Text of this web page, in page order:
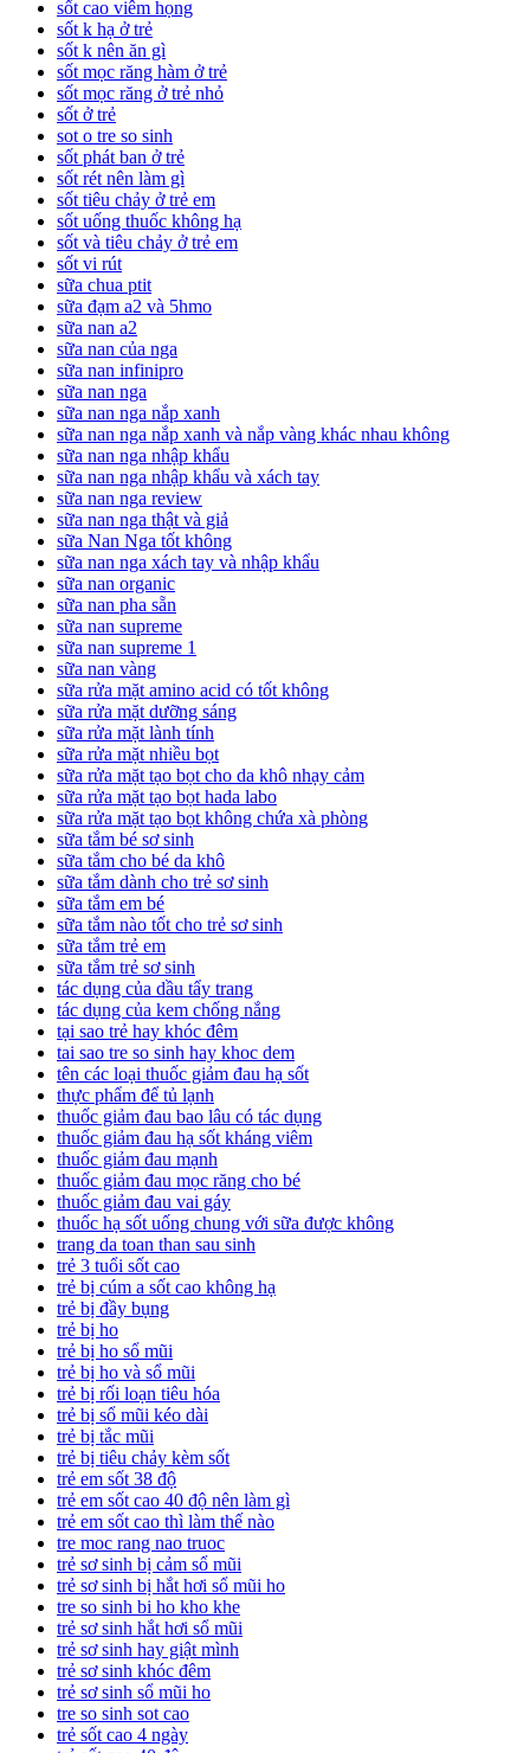
sốt cao viêm họng
sốt k hạ ở trẻ
sốt k nên ăn gì
sốt mọc răng hàm ở trẻ
sốt mọc răng ở trẻ nhỏ
sốt ở trẻ
sot o tre so sinh
sốt phát ban ở trẻ
sốt rét nên làm gì
sốt tiêu chảy ở trẻ em
sốt uống thuốc không hạ
sốt và tiêu chảy ở trẻ em
sốt vi rút
sữa chua ptit
sữa đạm a2 và 5hmo
sữa nan a2
sữa nan của nga
sữa nan infinipro
sữa nan nga
sữa nan nga nắp xanh
sữa nan nga nắp xanh và nắp vàng khác nhau không
sữa nan nga nhập khẩu
sữa nan nga nhập khẩu và xách tay
sữa nan nga review
sữa nan nga thật và giả
sữa Nan Nga tốt không
sữa nan nga xách tay và nhập khẩu
sữa nan organic
sữa nan pha sẵn
sữa nan supreme
sữa nan supreme 1
sữa nan vàng
sữa rửa mặt amino acid có tốt không
sữa rửa mặt dưỡng sáng
sữa rửa mặt lành tính
sữa rửa mặt nhiều bọt
sữa rửa mặt tạo bọt cho da khô nhạy cảm
sữa rửa mặt tạo bọt hada labo
sữa rửa mặt tạo bọt không chứa xà phòng
sữa tắm bé sơ sinh
sữa tắm cho bé da khô
sữa tắm dành cho trẻ sơ sinh
sữa tắm em bé
sữa tắm nào tốt cho trẻ sơ sinh
sữa tắm trẻ em
sữa tắm trẻ sơ sinh
tác dụng của dầu tẩy trang
tác dụng của kem chống nắng
tại sao trẻ hay khóc đêm
tai sao tre so sinh hay khoc dem
tên các loại thuốc giảm đau hạ sốt
thực phẩm để tủ lạnh
thuốc giảm đau bao lâu có tác dụng
thuốc giảm đau hạ sốt kháng viêm
thuốc giảm đau mạnh
thuốc giảm đau mọc răng cho bé
thuốc giảm đau vai gáy
thuốc hạ sốt uống chung với sữa được không
trang da toan than sau sinh
trẻ 3 tuổi sốt cao
trẻ bị cúm a sốt cao không hạ
trẻ bị đầy bụng
trẻ bị ho
trẻ bị ho sổ mũi
trẻ bị ho và sổ mũi
trẻ bị rối loạn tiêu hóa
trẻ bị sổ mũi kéo dài
trẻ bị tắc mũi
trẻ bị tiêu chảy kèm sốt
trẻ em sốt 38 độ
trẻ em sốt cao 40 độ nên làm gì
trẻ em sốt cao thì làm thế nào
tre moc rang nao truoc
trẻ sơ sinh bị cảm sổ mũi
trẻ sơ sinh bị hắt hơi sổ mũi ho
tre so sinh bi ho kho khe
trẻ sơ sinh hắt hơi sổ mũi
trẻ sơ sinh hay giật mình
trẻ sơ sinh khóc đêm
trẻ sơ sinh sổ mũi ho
tre so sinh sot cao
trẻ sốt cao 4 ngày